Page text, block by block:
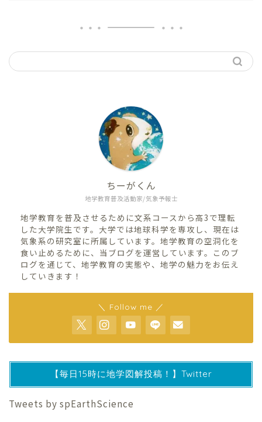
地学教育普及活動家/気象予報士
ちーがくん
地学教育を普及させるために文系コースから高3で理転
した大学院生です。大学では地球科学を専攻し、現在は
気象系の研究室に所属しています。地学教育の空洞化を
食い止めるために、当ブログを運営しています。このブ
ログを通じて、地学教育の実態や、地学の魅力をお伝え
していきます！
＼ Follow me ／
【毎日15時に地学図解投稿！】Twitter
Tweets by spEarthScience